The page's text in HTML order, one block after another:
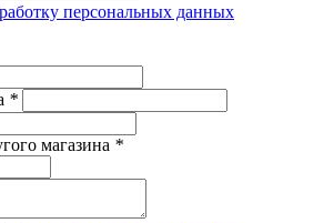
персональных данных
*
магазина *